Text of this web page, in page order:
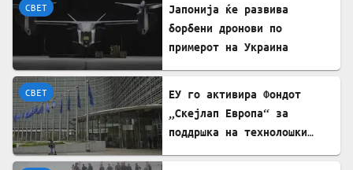
СВЕТ
Јапонија ќе развива
борбени дронови по
примерот на Украина
СВЕТ
ЕУ го активира Фондот
„Скејлап Европа“ за
поддршка на технолошки